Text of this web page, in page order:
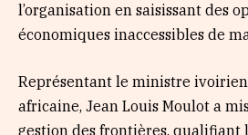
l’organisation en saisissant des
économiques inaccessibles de
Représentant le ministre
africaine, Jean Louis Moulot a
gestion des frontières,